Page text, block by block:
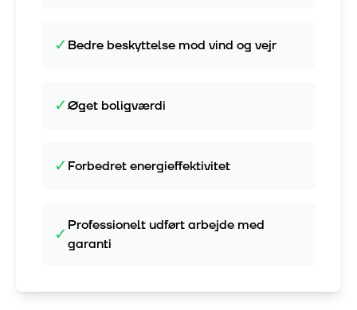
✓Bedre beskyttelse mod vind og vejr
✓Øget boligværdi
✓Forbedret energieffektivitet
✓Professionelt udført arbejde med
garanti